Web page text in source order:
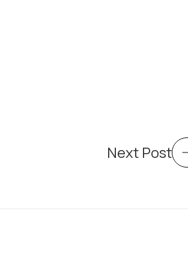
Next Post